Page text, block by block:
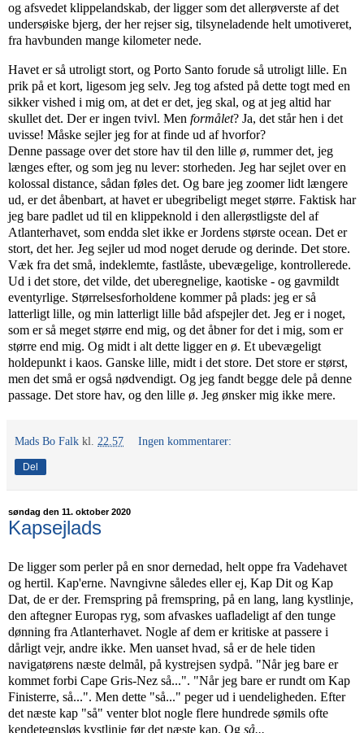
og afsvedet klippelandskab, der ligger som det allerøverste af det
undersøiske bjerg, der her rejser sig, tilsyneladende helt umotiveret,
fra havbunden mange kilometer nede.
Havet er så utroligt stort, og Porto Santo forude så utroligt lille. En
prik på et kort, ligesom jeg selv. Jeg tog afsted på dette togt med en
sikker vished i mig om, at det er det, jeg skal, og at jeg altid har
skullet det. Der er ingen tvivl. Men formålet? Ja, det står hen i det
uvisse! Måske sejler jeg for at finde ud af hvorfor?
Denne passage over det store hav til den lille ø, rummer det, jeg
længes efter, og som jeg nu lever: storheden. Jeg har sejlet over en
kolossal distance, sådan føles det. Og bare jeg zoomer lidt længere
ud, er det åbenbart, at havet er ubegribeligt meget større. Faktisk har
jeg bare padlet ud til en klippeknold i den allerøstligste del af
Atlanterhavet, som endda slet ikke er Jordens største ocean. Det er
stort, det her. Jeg sejler ud mod noget derude og derinde. Det store.
Væk fra det små, indeklemte, fastlåste, ubevægelige, kontrollerede.
Ud i det store, det vilde, det uberegnelige, kaotiske - og gavmildt
eventyrlige. Størrelsesforholdene kommer på plads: jeg er så
latterligt lille, og min latterligt lille båd afspejler det. Jeg er i noget,
som er så meget større end mig, og det åbner for det i mig, som er
større end mig. Og midt i alt dette ligger en ø. Et ubevægeligt
holdepunkt i kaos. Ganske lille, midt i det store. Det store er størst,
men det små er også nødvendigt. Og jeg fandt begge dele på denne
passage. Det store hav, og den lille ø. Jeg ønsker mig ikke mere.
Mads Bo Falk kl. 22.57 Ingen kommentarer:
Del
søndag den 11. oktober 2020
Kapsejlads
De ligger som perler på en snor dernedad, helt oppe fra Vadehavet
og hertil. Kap'erne. Navngivne således eller ej, Kap Dit og Kap
Dat, de er der. Fremspring på fremspring, på en lang, lang kystlinje,
den aftegner Europas ryg, som afvaskes uafladeligt af den tunge
dønning fra Atlanterhavet. Nogle af dem er kritiske at passere i
dårligt vejr, andre ikke. Men uanset hvad, så er de hele tiden
navigatørens næste delmål, på kystrejsen sydpå. "Når jeg bare er
kommet forbi Cape Gris-Nez så...". "Når jeg bare er rundt om Kap
Finisterre, så...". Men dette "så..." peger ud i uendeligheden. Efter
det næste kap "så" venter blot nogle flere hundrede sømils ofte
kendetegnsløs kystlinje før det næste kap. Og så...